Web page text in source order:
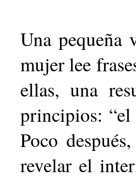
Una pequeña
mujer lee
ellas, una
principios:
Poco
revelar el